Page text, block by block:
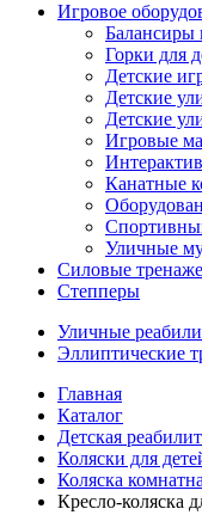
Игровое
Балансиры
Горки для
Детские
Детские
Детские
Игровые
Канатные
Уличные
Силовые
Степперы
Уличные
Эллиптические
Главная
Каталог
Детская
Коляски для
Коляска
Кресло-коляска